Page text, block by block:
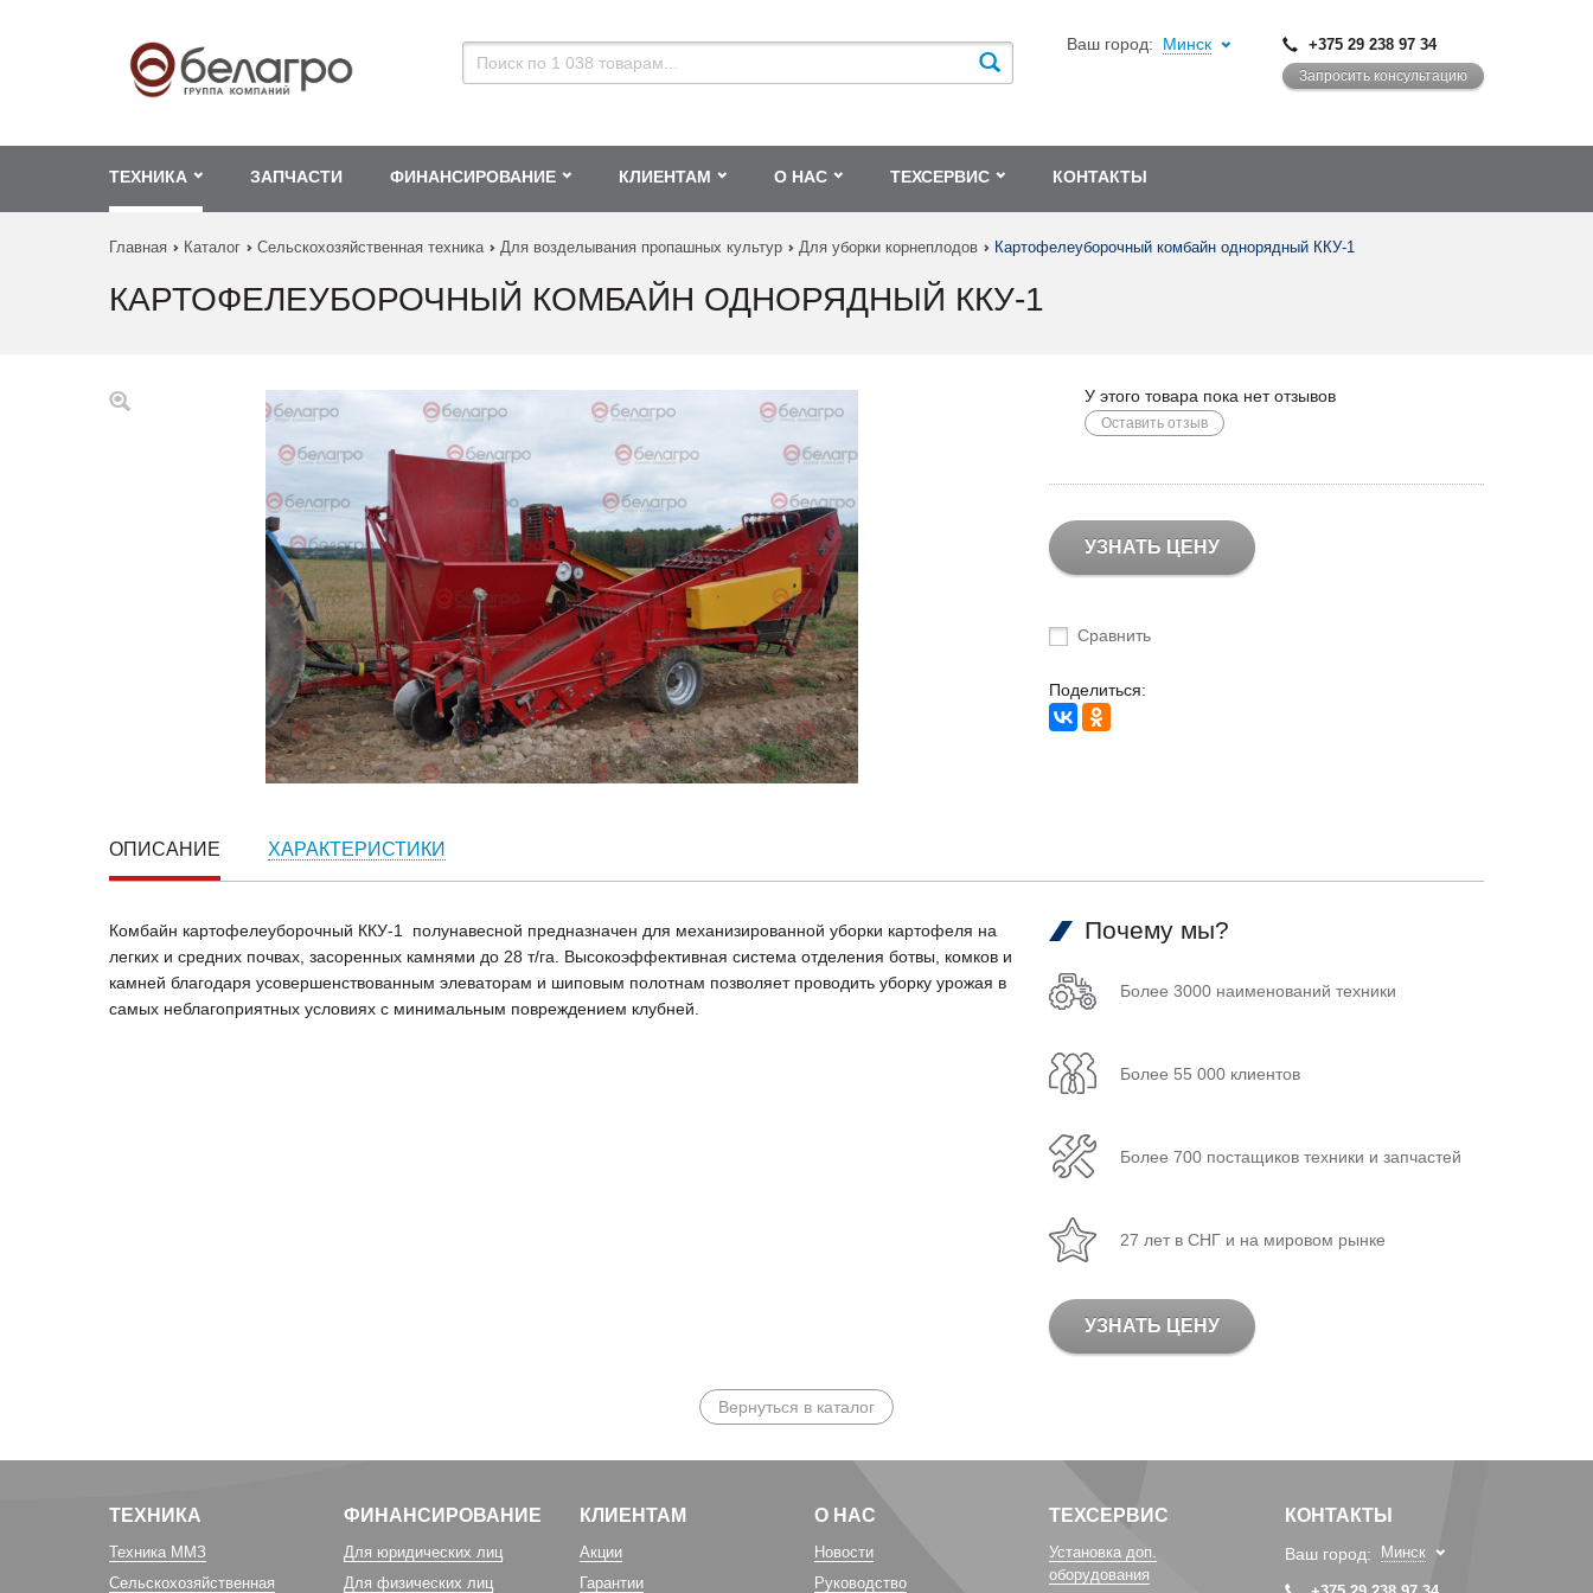
Ваш город: Минск +375 29 238 97 34
Запросить консультацию
ТЕХНИКА ЗАПЧАСТИ ФИНАНСИРОВАНИЕ КЛИЕНТАМ О НАС ТЕХСЕРВИС КОНТАКТЫ
Главная Каталог Сельскохозяйственная техника Для возделывания пропашных культур Для уборки корнеплодов Картофелеуборочный комбайн однорядный ККУ-1
КАРТОФЕЛЕУБОРОЧНЫЙ КОМБАЙН ОДНОРЯДНЫЙ ККУ-1
У этого товара пока нет отзывов
Оставить отзыв
УЗНАТЬ ЦЕНУ
Сравнить
Поделиться:
ОПИСАНИЕ ХАРАКТЕРИСТИКИ
Комбайн картофелеуборочный ККУ-1 полунавесной предназначен для механизированной уборки картофеля на
легких и средних почвах, засоренных камнями до 28 т/га. Высокоэффективная система отделения ботвы, комков и
камней благодаря усовершенствованным элеваторам и шиповым полотнам позволяет проводить уборку урожая в
самых неблагоприятных условиях с минимальным повреждением клубней.
Почему мы?
Более 3000 наименований техники
Более 55 000 клиентов
Более 700 постащиков техники и запчастей
27 лет в СНГ и на мировом рынке
УЗНАТЬ ЦЕНУ
Вернуться в каталог
ТЕХНИКА
Техника ММЗ
Сельскохозяйственная
ФИНАНСИРОВАНИЕ
Для юридических лиц
Для физических лиц
КЛИЕНТАМ
Акции
Гарантии
О НАС
Новости
Руководство
ТЕХСЕРВИС
Установка доп.
оборудования
КОНТАКТЫ
Ваш город: Минск